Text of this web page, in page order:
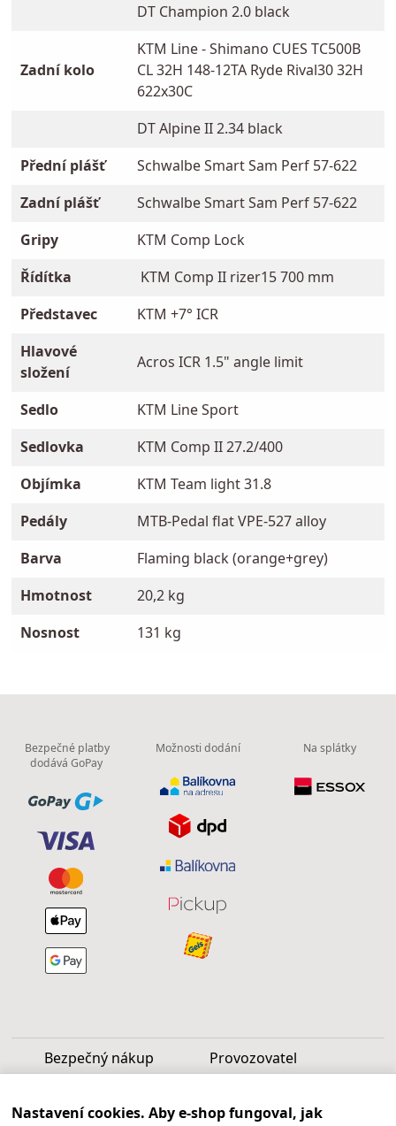
DT Champion 2.0 black
Zadní kolo
KTM Line - Shimano CUES TC500B
CL 32H 148-12TA Ryde Rival30 32H
622x30C
DT Alpine II 2.34 black
Přední plášť
Schwalbe Smart Sam Perf 57-622
Zadní plášť
Schwalbe Smart Sam Perf 57-622
Gripy
KTM Comp Lock
Řídítka
KTM Comp II rizer15 700 mm
Představec
KTM +7° ICR
Hlavové
složení
Acros ICR 1.5" angle limit
Sedlo
KTM Line Sport
Sedlovka
KTM Comp II 27.2/400
Objímka
KTM Team light 31.8
Pedály
MTB-Pedal flat VPE-527 alloy
Barva
Flaming black (orange+grey)
Hmotnost
20,2 kg
Nosnost
131 kg
Bezpečné platby
dodává GoPay
Možnosti dodání Na splátky
Bezpečný nákup Provozovatel
Nastavení cookies. Aby e-shop fungoval, jak